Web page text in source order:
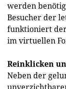
werden
Besucher der
funktioniert
im virtuellen
Reinklicken
Neben der